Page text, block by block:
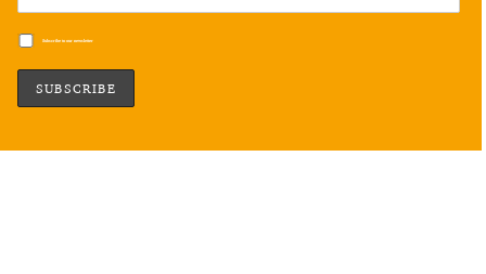
Subscribe to our newsletter